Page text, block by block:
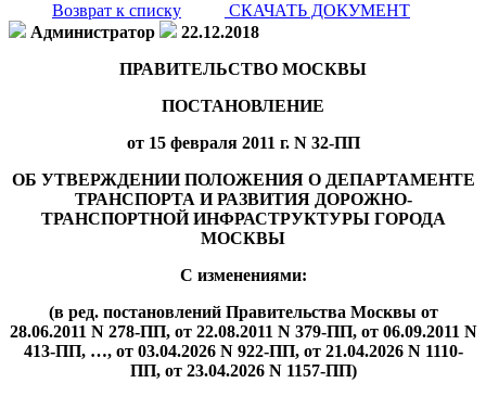
Возврат к списку
СКАЧАТЬ ДОКУМЕНТ
Администратор
22.12.2018
ПРАВИТЕЛЬСТВО МОСКВЫ
ПОСТАНОВЛЕНИЕ
от 15 февраля 2011 г. N 32-ПП
ОБ УТВЕРЖДЕНИИ ПОЛОЖЕНИЯ О ДЕПАРТАМЕНТЕ
ТРАНСПОРТА И РАЗВИТИЯ ДОРОЖНО-
ТРАНСПОРТНОЙ ИНФРАСТРУКТУРЫ ГОРОДА
МОСКВЫ
С изменениями:
(в ред. постановлений Правительства Москвы от
28.06.2011 N 278-ПП, от 22.08.2011 N 379-ПП, от 06.09.2011 N
413-ПП, …, от 03.04.2026 N 922-ПП, от 21.04.2026 N 1110-
ПП, от 23.04.2026 N 1157-ПП)